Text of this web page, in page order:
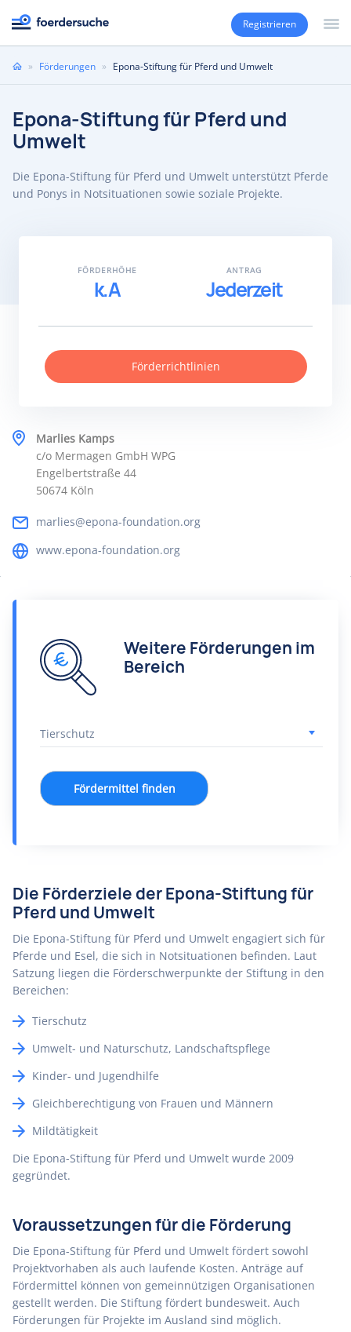
Registrieren
Sie» Förderungen » Epona-Stiftung für Pferd und Umwelt
Epona-Stiftung für Pferd und
Umwelt
Die Epona-Stiftung für Pferd und Umwelt unterstützt Pferde
und Ponys in Notsituationen sowie soziale Projekte.
Marlies Kamps
c/o Mermagen GmbH WPG
Engelbertstraße 44
50674 Köln
marlies@epona-foundation.org
www.epona-foundation.org
FÖRDERHÖHE
k.A
ANTRAG
Jederzeit
Förderrichtlinien
Weitere Förderungen im
Bereich
Fördermittel finden
Die Förderziele der Epona-Stiftung für
Pferd und Umwelt
Die Epona-Stiftung für Pferd und Umwelt engagiert sich für
Pferde und Esel, die sich in Notsituationen befinden. Laut
Satzung liegen die Förderschwerpunkte der Stiftung in den
Bereichen:
Tierschutz
Umwelt- und Naturschutz, Landschaftspflege
Kinder- und Jugendhilfe
Gleichberechtigung von Frauen und Männern
Mildtätigkeit
Die Epona-Stiftung für Pferd und Umwelt wurde 2009
gegründet.
Voraussetzungen für die Förderung
Die Epona-Stiftung für Pferd und Umwelt fördert sowohl
Projektvorhaben als auch laufende Kosten. Anträge auf
Fördermittel können von gemeinnützigen Organisationen
gestellt werden. Die Stiftung fördert bundesweit. Auch
Förderungen für Projekte im Ausland sind möglich.